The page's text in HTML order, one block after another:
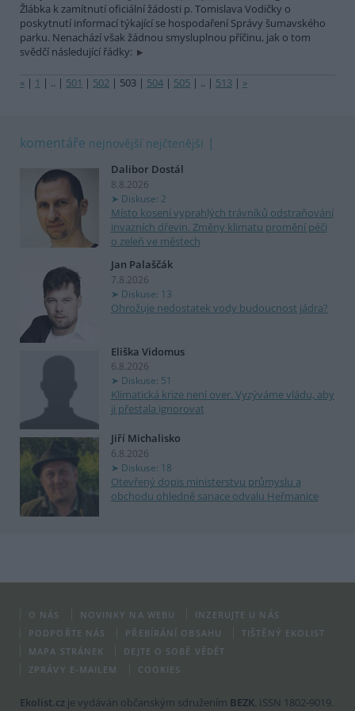
Žlábka k zamítnutí oficiální žádosti p. Tomislava Vodičky o
poskytnutí informací týkající se hospodaření Správy šumavského
parku. Nenachází však žádnou smysluplnou příčinu, jak o tom
svědčí následující řádky:
« | 1 | .. | 501 | 502 | 503 | 504 | 505 | .. | 513 | »
komentáře nejnovější nejčtenější
Dalibor Dostál
8.8.2026
Diskuse: 2
Místo kosení vyprahlých trávníků odstraňování
invazních dřevin. Změny klimatu promění péči
o zeleň ve městech
Jan Palaščák
7.8.2026
Diskuse: 13
Ohrožuje nedostatek vody budoucnost jádra?
Eliška Vidomus
6.8.2026
Diskuse: 51
Klimatická krize není over. Vyzýváme vládu, aby
ji přestala ignorovat
Jiří Michalisko
6.8.2026
Diskuse: 18
Otevřený dopis ministerstvu průmyslu a
obchodu ohledně sanace odvalu Heřmanice
O NÁS NOVINKY NA WEBU
INZERUJTE U NÁS
PODPOŘTE NÁS
PŘEBÍRÁNÍ OBSAHU
TIŠTĚNÝ EKOLIST
MAPA STRÁNEK
DEJTE O SOBĚ VĚDĚT
ZPRÁVY E-MAILEM
COOKIES
Ekolist.cz je vydáván občanským sdružením BEZK . ISSN 1802-9019.